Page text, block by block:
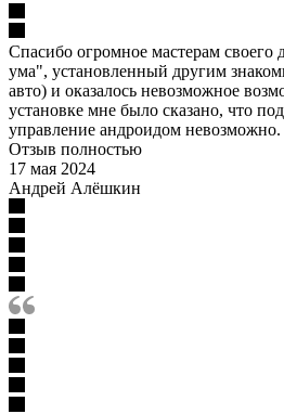
Спасибо огромное мастерам своего
ума", установленный другим
авто) и оказалось невозможное
установке мне было сказано, что
управление андроидом
Отзыв полностью
17 мая 2024
Андрей Алёшкин